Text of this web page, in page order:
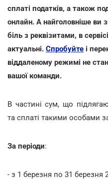
сплаті податків, а також
онлайн. А найголовніше ви
біль з реквізитами, в
актуальні. Спробуйте і
віддаленому режимі не
вашої команди.
В частині сум, що
та сплаті такими особами
За періоди:
- з 1 березня по 31 березня